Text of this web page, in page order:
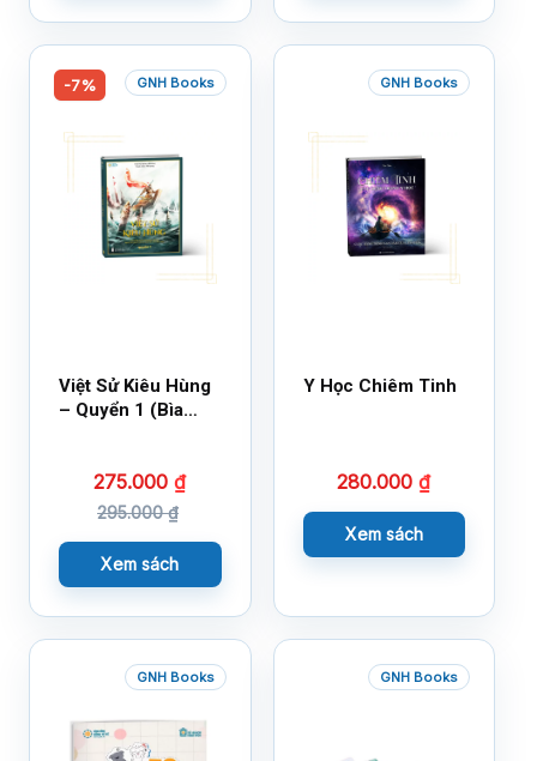
-7% GNH Books
Việt Sử Kiêu Hùng
– Quyển 1 (Bìa
275.000₫
295.000₫
Xem sách
GNH Books
Y Học Chiêm Tinh
280.000₫
Xem sách
GNH Books GNH Books